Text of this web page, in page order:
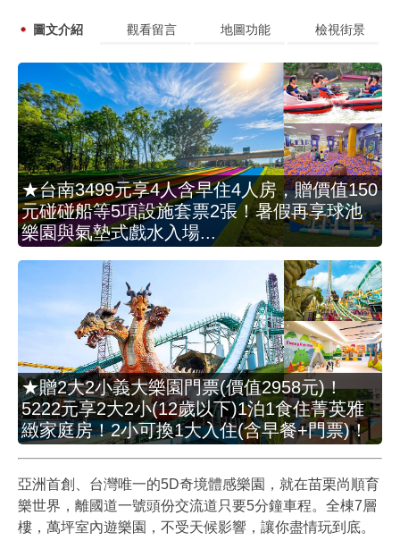
圖文介紹 觀看留言 地圖功能 檢視街景
★台南3499元享4人含早住4人房，贈價值150
元碰碰船等5項設施套票2張！暑假再享球池
樂園與氣墊式戲水入場...
★贈2大2小義大樂園門票(價值2958元)！
5222元享2大2小(12歲以下)1泊1食住菁英雅
緻家庭房！2小可換1大入住(含早餐+門票)！
亞洲首創、台灣唯一的5D奇境體感樂園，就在苗栗尚順育
樂世界，離國道一號頭份交流道只要5分鐘車程。全棟7層
樓，萬坪室內遊樂園，不受天候影響，讓你盡情玩到底。